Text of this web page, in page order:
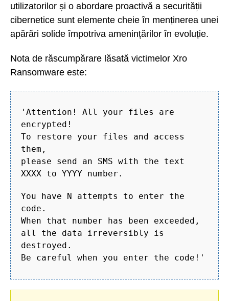
utilizatorilor și o abordare proactivă a securității
cibernetice sunt elemente cheie în menținerea unei
apărări solide împotriva amenințărilor în evoluție.
Nota de răscumpărare lăsată victimelor Xro
Ransomware este:
'Attention! All your files are
encrypted!
To restore your files and access
them,
please send an SMS with the text
XXXX to YYYY number.
You have N attempts to enter the
code.
When that number has been exceeded,
all the data irreversibly is
destroyed.
Be careful when you enter the code!'